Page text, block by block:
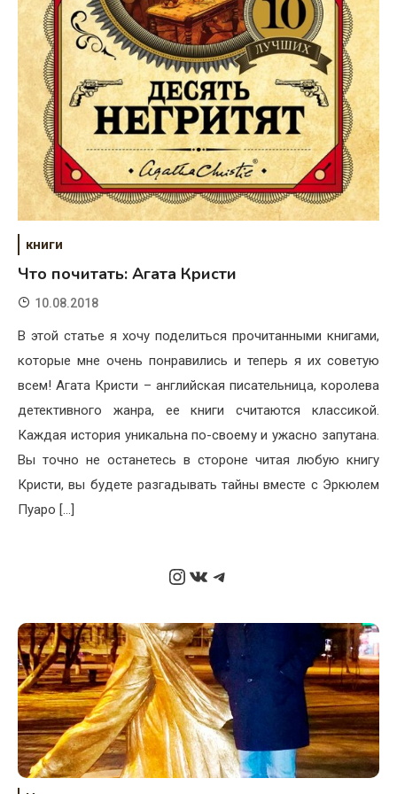
книги
Что почитать: Агата Кристи
10.08.2018
В этой статье я хочу поделиться прочитанными книгами,
которые мне очень понравились и теперь я их советую
всем! Агата Кристи – английская писательница, королева
детективного жанра, ее книги считаются классикой.
Каждая история уникальна по-своему и ужасно запутана.
Вы точно не останетесь в стороне читая любую книгу
Кристи, вы будете разгадывать тайны вместе с Эркюлем
Пуаро […]
Instagram
ВКонтакте
Telegram